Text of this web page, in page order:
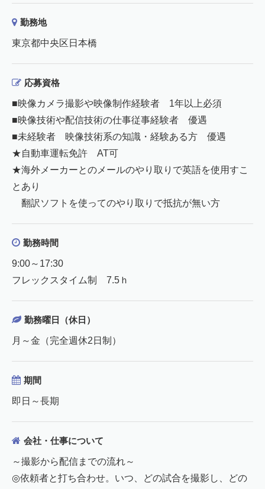
勤務地
東京都中央区日本橋
応募資格
■映像カメラ撮影や映像制作経験者 1年以上必須
■映像技術や配信技術の仕事従事経験者 優遇
■未経験者 映像技術系の知識・経験ある方 優遇
★自動車運転免許 AT可
★海外メーカーとのメールのやり取りで英語を使用すこ
とあり
翻訳ソフトを使ってのやり取りで抵抗が無い方
勤務時間
9:00～17:30
フレックスタイム制 7.5ｈ
勤務曜日（休日）
月～金（完全週休2日制）
期間
即日～長期
会社・仕事について
～撮影から配信までの流れ～
◎依頼者と打ち合わせ。いつ、どの試合を撮影し、どの